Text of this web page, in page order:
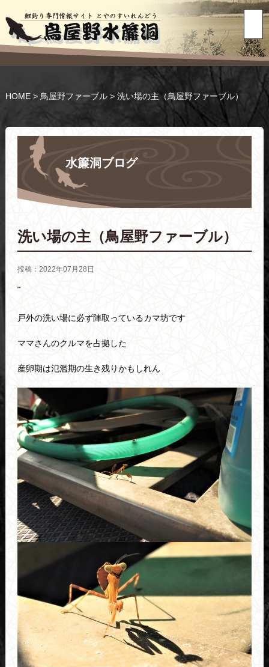
HOME> 鳥屋野ファーブル> 洗い場の主（鳥屋野ファーブル）
水簾洞ブログ
洗い場の主（鳥屋野ファーブル）
投稿：2022年07月28日
戸外の洗い場に必ず陣取っているカマ坊です
ママさんのクルマを占拠した
産卵期は氾濫期の生き残りかもしれん